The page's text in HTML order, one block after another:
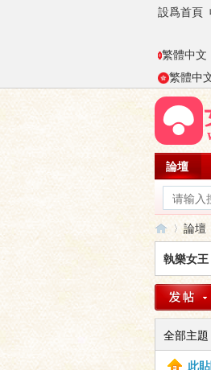
設爲首頁
繁體中文
繁體中
論壇
»
論壇
›
執樂女王
全部主題
此